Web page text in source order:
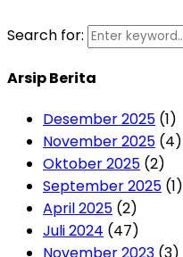
Search for:
Arsip Berita
Desember 2025 (1)
November 2025 (4)
Oktober 2025 (2)
September 2025 (1)
April 2025 (2)
Juli 2024 (47)